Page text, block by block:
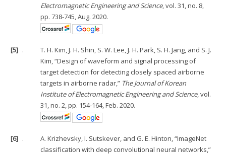
Electromagnetic Engineering and Science, vol. 31, no. 8,
pp. 738-745, Aug. 2020.
[5] .
T. H. Kim, J. H. Shin, S. W. Lee, J. H. Park, S. H. Jang, and S. J.
Kim, “Design of waveform and signal processing of
target detection for detecting closely spaced airborne
targets in airborne radar,” The Journal of Korean
Institute of Electromagnetic Engineering and Science, vol.
31, no. 2, pp. 154-164, Feb. 2020.
[6] .
A. Krizhevsky, I. Sutskever, and G. E. Hinton, “ImageNet
classification with deep convolutional neural networks,”